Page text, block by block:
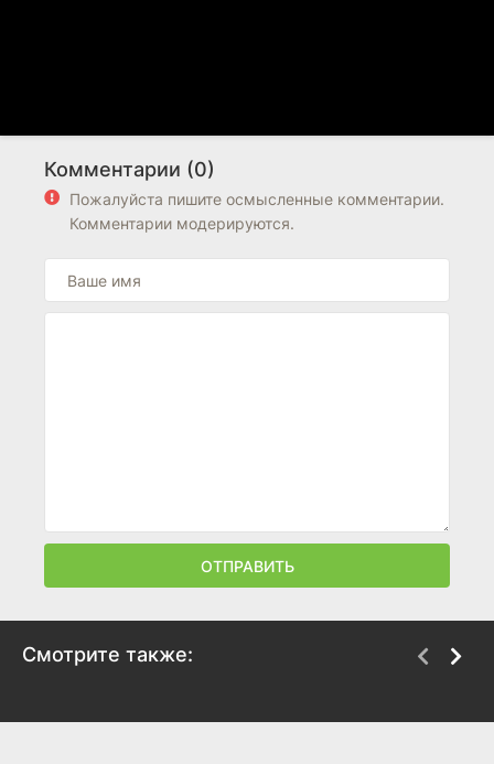
Комментарии (0)
Пожалуйста пишите осмысленные комментарии.
Комментарии модерируются.
ОТПРАВИТЬ
Смотрите также: